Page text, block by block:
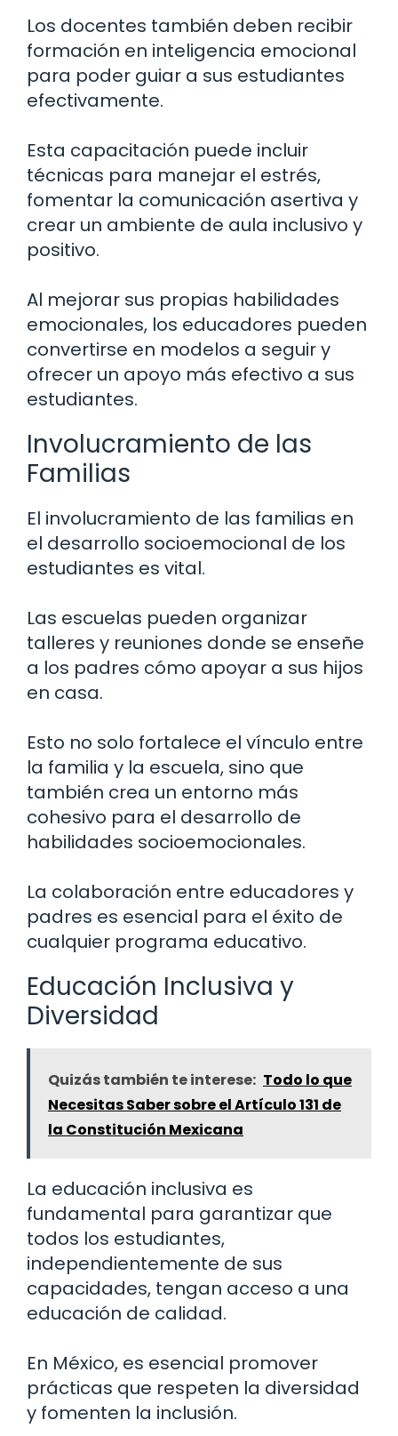
Los docentes también deben recibir
formación en inteligencia emocional
para poder guiar a sus estudiantes
efectivamente.
Esta capacitación puede incluir
técnicas para manejar el estrés,
fomentar la comunicación asertiva y
crear un ambiente de aula inclusivo y
positivo.
Al mejorar sus propias habilidades
emocionales, los educadores pueden
convertirse en modelos a seguir y
ofrecer un apoyo más efectivo a sus
estudiantes.
Involucramiento de las
Familias
El involucramiento de las familias en
el desarrollo socioemocional de los
estudiantes es vital.
Las escuelas pueden organizar
talleres y reuniones donde se enseñe
a los padres cómo apoyar a sus hijos
en casa.
Esto no solo fortalece el vínculo entre
la familia y la escuela, sino que
también crea un entorno más
cohesivo para el desarrollo de
habilidades socioemocionales.
La colaboración entre educadores y
padres es esencial para el éxito de
cualquier programa educativo.
Educación Inclusiva y
Diversidad
Quizás también te interese: Todo lo que
Necesitas Saber sobre el Artículo 131 de
la Constitución Mexicana
La educación inclusiva es
fundamental para garantizar que
todos los estudiantes,
independientemente de sus
capacidades, tengan acceso a una
educación de calidad.
En México, es esencial promover
prácticas que respeten la diversidad
y fomenten la inclusión.